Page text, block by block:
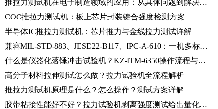
推拉力测试机在电子制造领域的应用：从具体问题到解决方案
COC推拉力测试机：板上芯片封装键合强度检测方案
半导体IC推拉力测试机：芯片推力与金线拉力测试详解
兼容MIL-STD-883、JESD22-B117、IPC-A-610：一机多标焊接强度检测系统
什么是仪器化落锤冲击试验机？KZ-ITM-6350操作流程与数据采集全解析
高分子材料拉伸测试怎么做？拉力试验机全流程解析
推拉力测试机原理是什么？怎么操作？测试方案详解
胶带粘接性能好不好？拉力试验机剥离强度测试给出量化标准